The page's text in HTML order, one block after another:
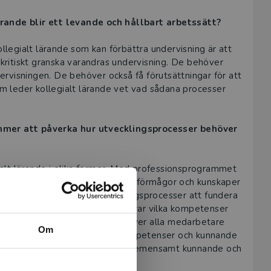
Om
blir ett levande och hållbart arbetssätt?
lärande som kan förbättra undervisning är att
granska varandras undervisning. De behöver
De behöver också få förutsättningar för att
leder kollegialt lärande vet vad sådana processer
att påverka hur utvecklingsprocesser behöver
lärande i olika former. Med professionsprogrammet
individens utveckling. Hur de förmågor och kunskaper
för de som leder utvecklingsprocesser att fundera
med sin personal inventerar vilka kompetenser
Visst kunnande behöver alla medarbetare
Oavsett om kompetenser och kunnande
är övertygade om att ett gemensamt kunnande och